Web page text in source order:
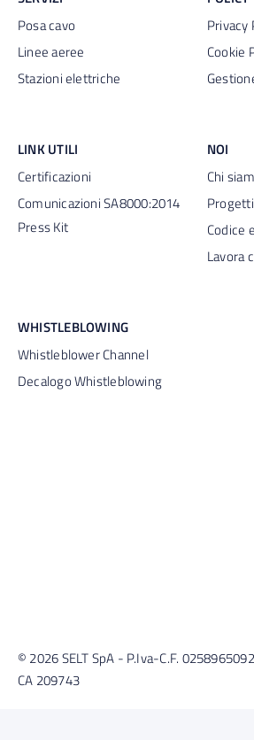
Posa cavo
Linee aeree
Stazioni elettriche
Privacy
Cookie
LINK UTILI
Certificazioni
Comunicazioni SA8000:2014
Press Kit
NOI
Chi
Progetti
Codice
Lavora
WHISTLEBLOWING
Whistleblower Channel
Decalogo Whistleblowing
© 2026 SELT SpA - P.Iva-C.F.
CA 209743